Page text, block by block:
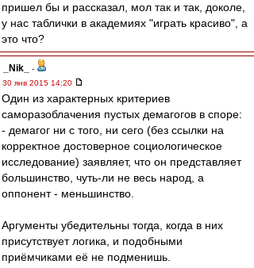
пришел бы и рассказал, мол так и так, доколе,
у нас таблички в академиях "играть красиво", а
это что?
_Nik_
-
30 янв 2015 14:20
Один из характерных критериев
саморазоблачения пустых демагогов в споре:
- демагог ни с того, ни сего (без ссылки на
корректное достоверное социологическое
исследование) заявляет, что он представляет
большинство, чуть-ли не весь народ, а
оппонент - меньшинство.
Аргументы убедительны тогда, когда в них
присутствует логика, и подобными
приёмчиками её не подменишь.